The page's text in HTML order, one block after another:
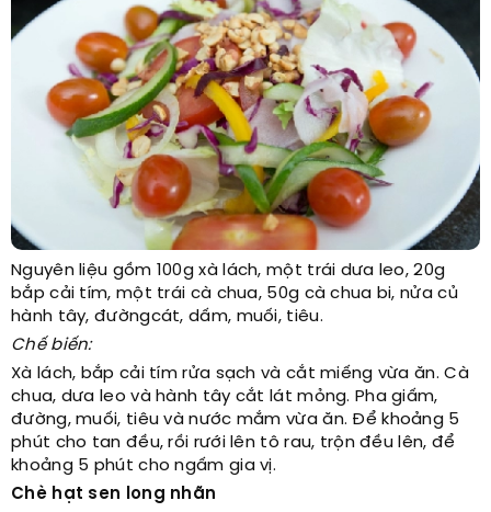
Nguyên liệu gồm 100g xà lách, một trái dưa leo, 20g
bắp cải tím, một trái cà chua, 50g cà chua bi, nửa củ
hành tây, đườngcát, dấm, muối, tiêu.
Chế biến:
Xà lách, bắp cải tím rửa sạch và cắt miếng vừa ăn. Cà
chua, dưa leo và hành tây cắt lát mỏng. Pha giấm,
đường, muối, tiêu và nước mắm vừa ăn. Để khoảng 5
phút cho tan đều, rồi rưới lên tô rau, trộn đều lên, để
khoảng 5 phút cho ngấm gia vị.
Chè hạt sen long nhãn